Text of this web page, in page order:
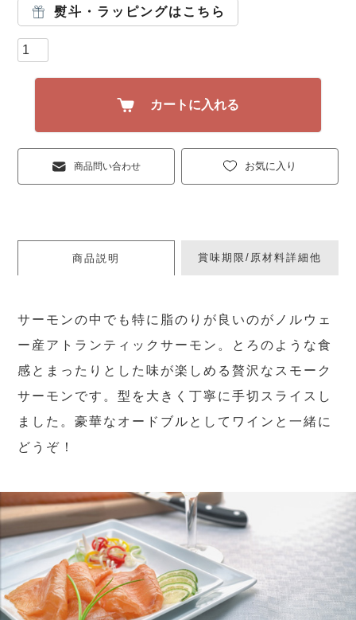
熨斗・ラッピングはこちら
お気に入り
カートに入れる
商品問い合わせ
商品説明 賞味期限/原材料詳細他
サーモンの中でも特に脂のりが良いのがノルウェ
ー産アトランティックサーモン。とろのような食
感とまったりとした味が楽しめる贅沢なスモーク
サーモンです。型を大きく丁寧に手切スライスし
ました。豪華なオードブルとしてワインと一緒に
どうぞ！